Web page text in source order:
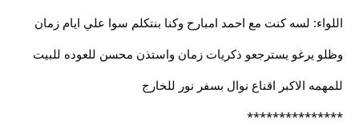
اللواء: لسه كنت مع احمد امبارح وكنا بنتكلم سوا علي ايام زمان
وظلو يرغو يسترجعو ذكريات زمان واستذن محسن للعوده للبيت
للمهمه الاكبر اقناع نوال بسفر نور للخارج
***************